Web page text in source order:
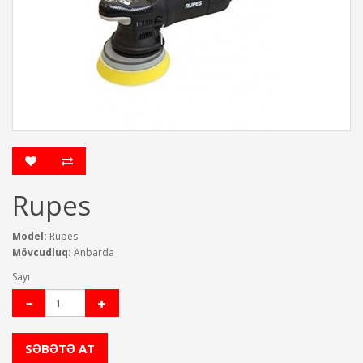
Rupes
Model: Rupes
Mövcudluq: Anbarda
Sayı
SƏBƏTƏ AT